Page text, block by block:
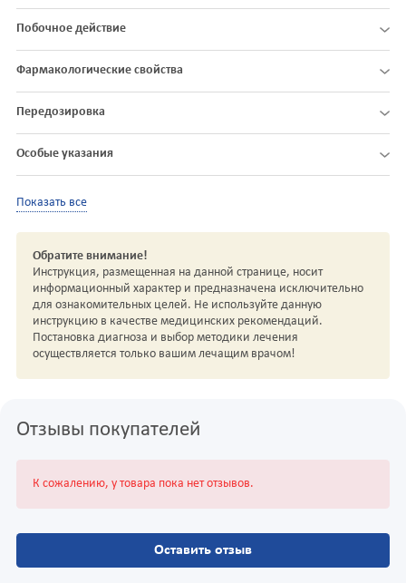
Побочное действие
Фармакологические свойства
Передозировка
Особые указания
Показать все
Обратите внимание!
Инструкция, размещенная на данной странице, носит
информационный характер и предназначена исключительно
для ознакомительных целей. Не используйте данную
инструкцию в качестве медицинских рекомендаций.
Постановка диагноза и выбор методики лечения
осуществляется только вашим лечащим врачом!
Отзывы покупателей
К сожалению, у товара пока нет отзывов.
Оставить отзыв